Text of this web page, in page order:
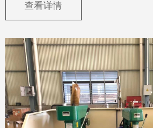
查看详情